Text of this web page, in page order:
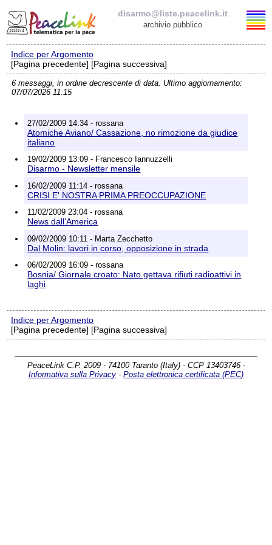
disarmo@liste.peacelink.it
archivio pubblico
Elenco delle liste
disarmo@liste.peacelink.it
Policy delle liste di PeaceLink
Informativa sulla privacy
Richieste di rimozione
Indice per Argomento
[Pagina precedente] [Pagina successiva]
6 messaggi, in ordine decrescente di data. Ultimo aggiornamento:
07/07/2026 11:15
27/02/2009 14:34 - rossana
Atomiche Aviano/ Cassazione, no rimozione da giudice
italiano
19/02/2009 13:09 - Francesco Iannuzzelli
Disarmo - Newsletter mensile
16/02/2009 11:14 - rossana
CRISI E' NOSTRA PRIMA PREOCCUPAZIONE
11/02/2009 23:04 - rossana
News dall'America
09/02/2009 10:11 - Marta Zecchetto
Dal Molin: lavori in corso, opposizione in strada
06/02/2009 16:09 - rossana
Bosnia/ Giornale croato: Nato gettava rifiuti radioattivi in
laghi
Indice per Argomento
[Pagina precedente] [Pagina successiva]
PeaceLink C.P. 2009 - 74100 Taranto (Italy) - CCP 13403746 -
Informativa sulla Privacy - Posta elettronica certificata (PEC)